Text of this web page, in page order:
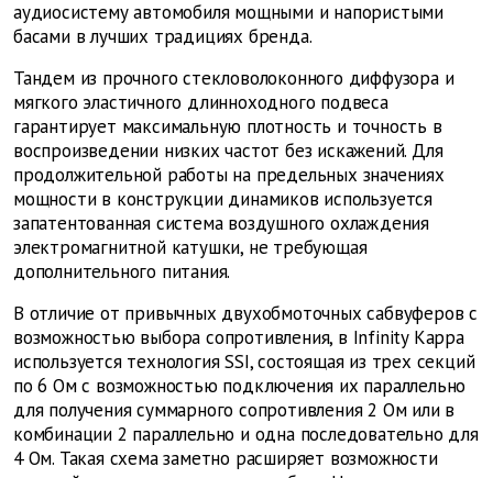
аудиосистему автомобиля мощными и напористыми
басами в лучших традициях бренда.
Тандем из прочного стекловолоконного диффузора и
мягкого эластичного длинноходного подвеса
гарантирует максимальную плотность и точность в
воспроизведении низких частот без искажений. Для
продолжительной работы на предельных значениях
мощности в конструкции динамиков используется
запатентованная система воздушного охлаждения
электромагнитной катушки, не требующая
дополнительного питания.
В отличие от привычных двухобмоточных сабвуферов с
возможностью выбора сопротивления, в Infinity Kappa
используется технология SSI, состоящая из трех секций
по 6 Ом с возможностью подключения их параллельно
для получения суммарного сопротивления 2 Ом или в
комбинации 2 параллельно и одна последовательно для
4 Oм. Такая схема заметно расширяет возможности